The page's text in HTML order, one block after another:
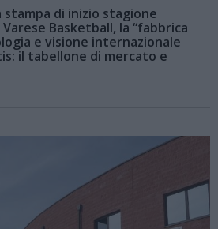
stampa di inizio stagione
Basketball, la “fabbrica
e visione internazionale
il tabellone di mercato e